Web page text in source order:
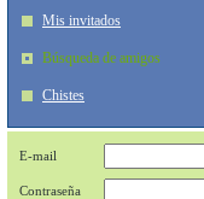
Mis invitados
Búsqueda de amigos
Chistes
E-mail
Contraseña